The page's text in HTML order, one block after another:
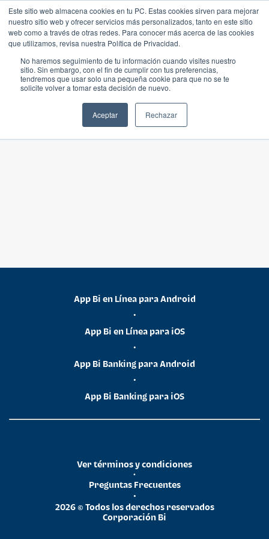
Este sitio web almacena cookies en tu PC. Estas cookies sirven para mejorar
nuestro sitio web y ofrecer servicios más personalizados, tanto en este sitio
web como a través de otras redes. Para conocer más acerca de las cookies
que utilizamos, revisa nuestra Política de Privacidad.
No haremos seguimiento de tu información cuando visites nuestro
sitio. Sin embargo, con el fin de cumplir con tus preferencias,
tendremos que usar solo una pequeña cookie para que no se te
solicite volver a tomar esta decisión de nuevo.
Aceptar Rechazar
App Bi en Línea para Android
•
App Bi en Línea para iOS
•
App Bi Banking para Android
•
App Bi Banking para iOS
2026 © Todos los derechos reservados
Corporación Bi
•
Preguntas Frecuentes
•
Ver términos y condiciones